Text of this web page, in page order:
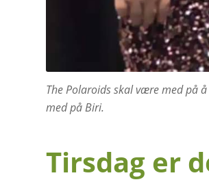
The Polaroids skal være med på
med på Biri.
Tirsdag er